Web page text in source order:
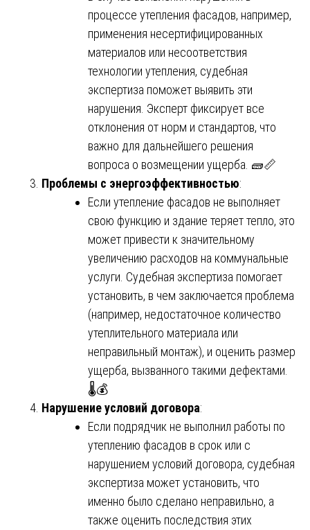
процессе утепления фасадов, например,
применения несертифицированных
материалов или несоответствия
технологии утепления, судебная
экспертиза поможет выявить эти
нарушения. Эксперт фиксирует все
отклонения от норм и стандартов, что
важно для дальнейшего решения
вопроса о возмещении ущерба. 🧱📏
Проблемы с энергоэффективностью:
Если утепление фасадов не выполняет
свою функцию и здание теряет тепло, это
может привести к значительному
увеличению расходов на коммунальные
услуги. Судебная экспертиза помогает
установить, в чем заключается проблема
(например, недостаточное количество
утеплительного материала или
неправильный монтаж), и оценить размер
ущерба, вызванного такими дефектами.
🌡️💰
Нарушение условий договора:
Если подрядчик не выполнил работы по
утеплению фасадов в срок или с
нарушением условий договора, судебная
экспертиза может установить, что
именно было сделано неправильно, а
также оценить последствия этих